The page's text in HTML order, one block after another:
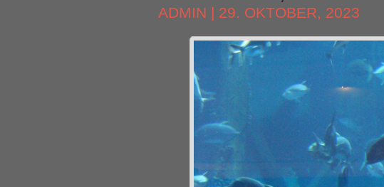
ADMIN | 29. OKTOBER, 2023